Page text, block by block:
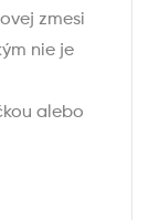
zmesi
nie je
alebo